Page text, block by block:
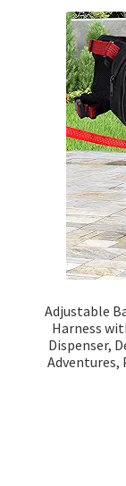
Adjustable
Harness
Dispenser,
Adventures,